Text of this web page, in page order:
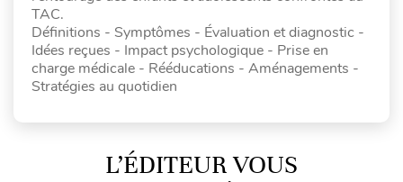
TAC.
Définitions - Symptômes - Évaluation et diagnostic -
Idées reçues - Impact psychologique - Prise en
charge médicale - Rééducations - Aménagements -
Stratégies au quotidien
L’ÉDITEUR VOUS